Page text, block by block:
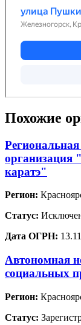
Похожие
организация
каратэ"
Регион:
Статус:
Дата ОГРН:
Автономная
социальных
Регион:
Статус: